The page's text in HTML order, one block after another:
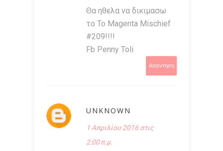
Θα ηθελα να δικιμασω
το Το Magenta Mischief
#209!!!!
Fb Penny Toli
Απάντηση
UNKNOWN
1 Απριλίου 2016 στις
2:00 π.μ.